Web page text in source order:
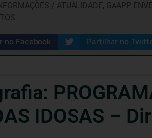
/ ATUALIDADE, GAAPP
no Facebook Partilhar no
IDOSAS –